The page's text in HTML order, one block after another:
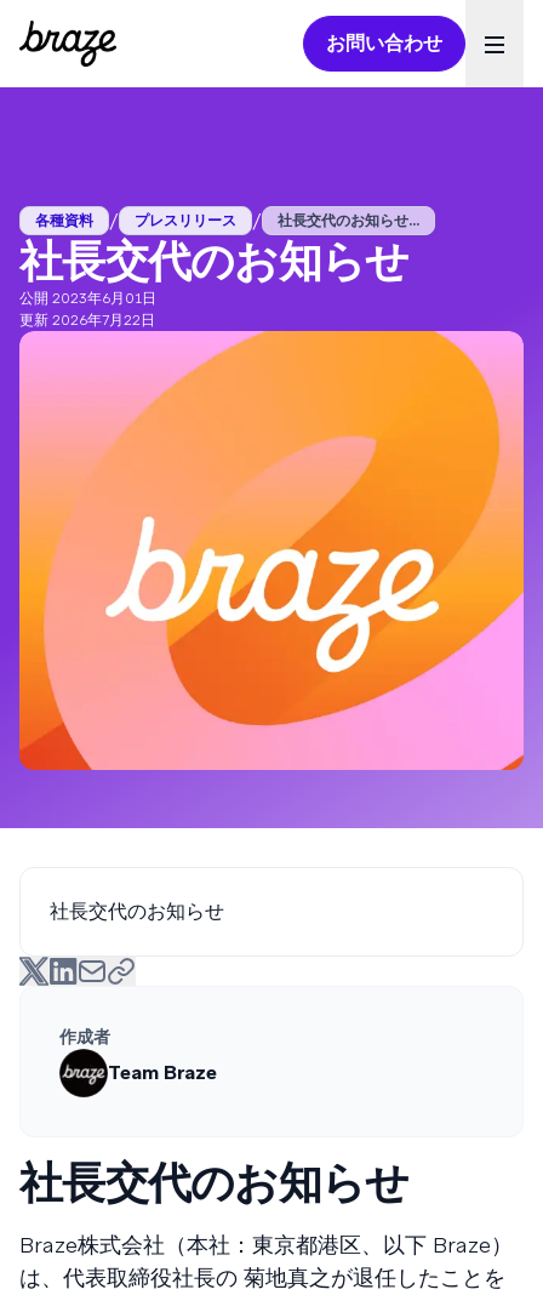
お問い合わせ
各種資料 / プレスリリース / 社長交代のお知らせ...
社長交代のお知らせ
公開 2023年6月01日
更新 2026年7月22日
社長交代のお知らせ
作成者
Team Braze
社長交代のお知らせ
Braze株式会社（本社：東京都港区、以下 Braze）
は、代表取締役社長の 菊地真之が退任したことを